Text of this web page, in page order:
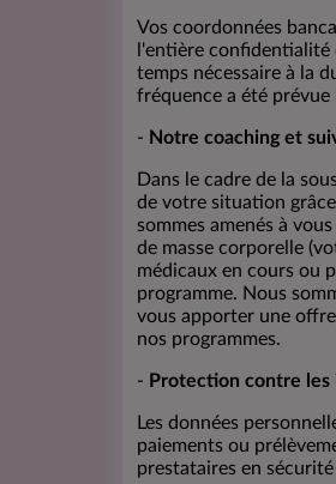
Vos coordonnées
l'entière confidentialité
temps nécessaire à la
fréquence a été
- Notre coaching et
Dans le cadre de la
de votre situation
sommes amenés à
de masse corporelle
médicaux en cours ou
programme. Nous
vous apporter une
nos programmes.
- Protection contre
Les données
paiements ou
prestataires en